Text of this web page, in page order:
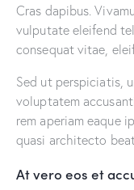
Cras dapibus.
vulputate eleifend
consequat vitae,
Sed ut perspiciatis,
voluptatem
rem aperiam eaque
quasi architecto
At vero eos et